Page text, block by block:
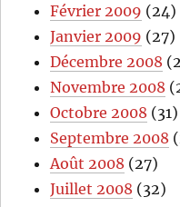
Février 2009 (24)
Janvier 2009 (27)
Décembre 2008
Novembre 2008
Octobre 2008 (31)
Septembre 2008
Août 2008 (27)
Juillet 2008 (32)